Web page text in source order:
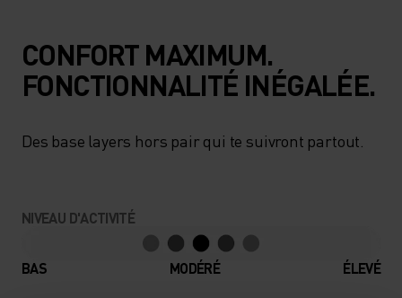
CONFORT MAXIMUM.
FONCTIONNALITÉ INÉGALÉE.
Des base layers hors pair qui te suivront partout.
NIVEAU D'ACTIVITÉ
BAS MODÉRÉ ÉLEVÉ